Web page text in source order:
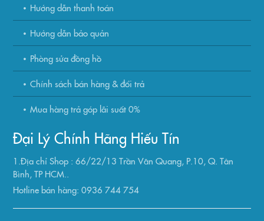
Hướng dẫn thanh toán
Hướng dẫn bảo quản
Phòng sửa đồng hồ
Chính sách bán hàng & đổi trả
Mua hàng trả góp lãi suất 0%
Đại Lý Chính Hãng Hiếu Tín
1.Địa chỉ Shop : 66/22/13 Trần Văn Quang, P.10, Q. Tân
Bình, TP HCM..
Hotline bán hàng: 0936 744 754